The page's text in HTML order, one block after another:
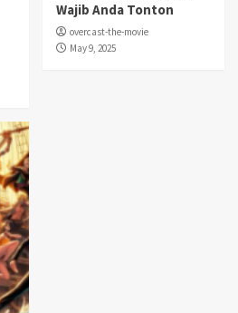
Wajib Anda Tonton
overcast-the-movie
May 9, 2025